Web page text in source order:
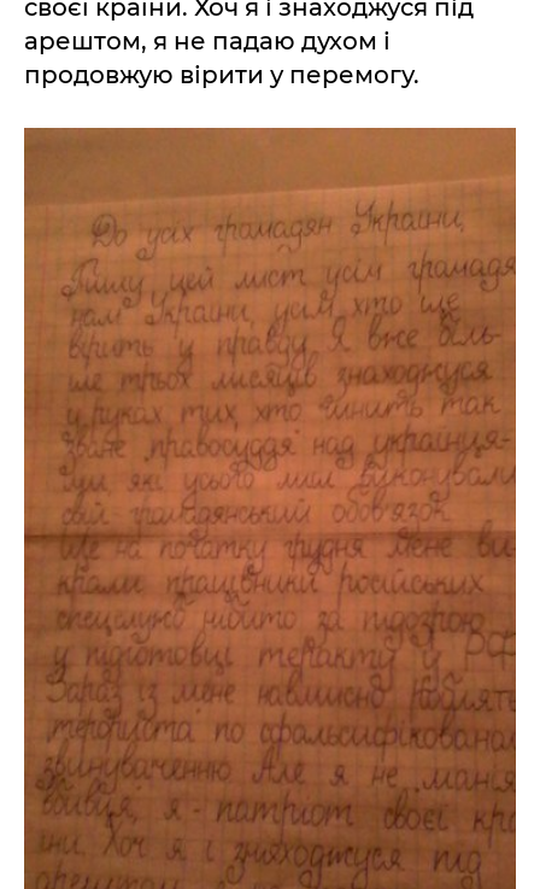
своєї країни. Хоч я і знаходжуся під
арештом, я не падаю духом і
продовжую вірити у перемогу.